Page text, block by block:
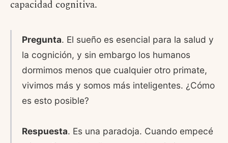
capacidad cognitiva.
Pregunta. El sueño es esencial para la salud y
la cognición, y sin embargo los humanos
dormimos menos que cualquier otro primate,
vivimos más y somos más inteligentes. ¿Cómo
es esto posible?
Respuesta. Es una paradoja. Cuando empecé